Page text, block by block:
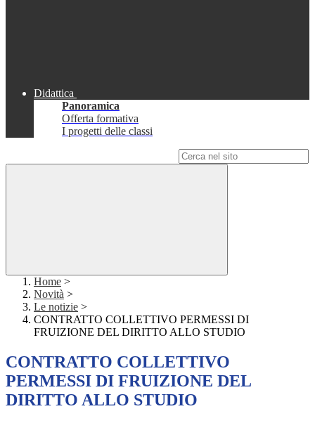
Didattica
Panoramica
Offerta formativa
I progetti delle classi
Home >
Novità >
Le notizie >
CONTRATTO COLLETTIVO PERMESSI DI
FRUIZIONE DEL DIRITTO ALLO STUDIO
CONTRATTO COLLETTIVO
PERMESSI DI FRUIZIONE DEL
DIRITTO ALLO STUDIO